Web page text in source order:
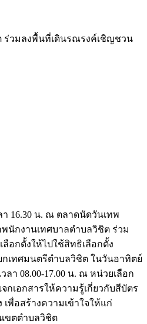
ร่วมลงพื้นที่เดินรณรงค์เชิญชวน
า 16.30 น. ณ ตลาดนัดวันเทพ
นักงานเทศบาลตำบลวิชิต ร่วม
อกตั้งให้ไปใช้สิทธิเลือกตั้ง
เทศมนตรีตำบลวิชิต ในวันอาทิตย์
ลา 08.00-17.00 น. ณ หน่วยเลือก
เอกสารให้ความรู้เกี่ยวกับสีบัตร
เพื่อสร้างความเข้าใจให้แก่
ขตตำบลวิชิต